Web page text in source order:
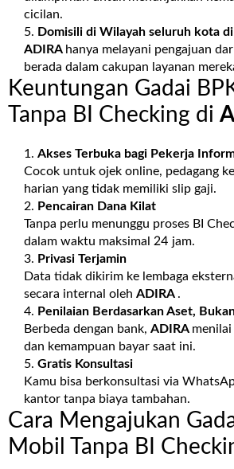
cicilan.
Domisili di Wilayah seluruh kota
ADIRA hanya melayani pengajuan
berada dalam cakupan layanan
Keuntungan Gadai
Tanpa BI Checking di
Akses Terbuka bagi Pekerja
Cocok untuk ojek online, pedagang
harian yang tidak memiliki slip gaji.
Pencairan Dana Kilat
Tanpa perlu menunggu proses BI
dalam waktu maksimal 24 jam.
Privasi Terjamin
Data tidak dikirim ke lembaga
secara internal oleh ADIRA .
Penilaian Berdasarkan Aset,
Berbeda dengan bank, ADIRA
dan kemampuan bayar saat ini.
Gratis Konsultasi
Kamu bisa berkonsultasi via
kantor tanpa biaya tambahan.
Cara Mengajukan
Mobil Tanpa BI